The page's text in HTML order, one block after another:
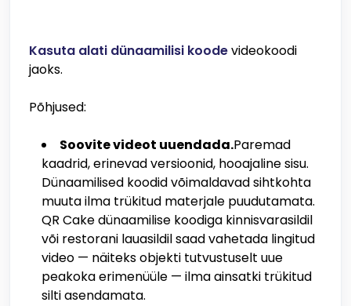
Kasuta alati dünaamilisi koodevideokoodi
jaoks.
Põhjused:
Soovite videot uuendada.Paremad
kaadrid, erinevad versioonid, hooajaline sisu.
Dünaamilised koodid võimaldavad sihtkohta
muuta ilma trükitud materjale puudutamata.
QR Cake dünaamilise koodiga kinnisvarasildil
või restorani lauasildil saad vahetada lingitud
video — näiteks objekti tutvustuselt uue
peakoka erimenüüle — ilma ainsatki trükitud
silti asendamata.